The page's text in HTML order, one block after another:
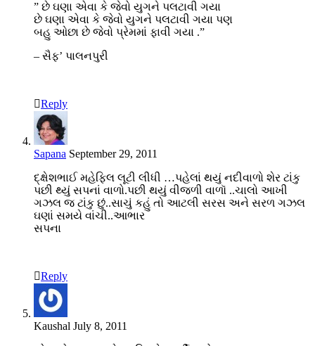
” છે ઘણા એવા કે જેવો યુગને પલટાવી ગયા
છે ઘણા એવા કે જેવો યુગને પલટાવી ગયા પણ
બહુ ઓછા છે જેવો પ્રેમમાં ફાવી ગયા .”
– સૈફ’ પાલનપુરી
Reply
Sapana September 29, 2011
દ્ક્ષેશભાઈ મહેફિલ લૂટી લીધી …પહેલાં થયું નદીવાળો શેર ટાંકુ
પછી થ્યું સપનાં વાળો.પછી થયું વીજળી વાળૉ ..ચાલો આખી
ગઝલ જ ટાંકુ છું..સાચું કહું તો આટલી સરસ અને સરળ ગઝલ
ઘણાં સમયે વાંચી..આભાર
સપના
Reply
Kaushal July 8, 2011